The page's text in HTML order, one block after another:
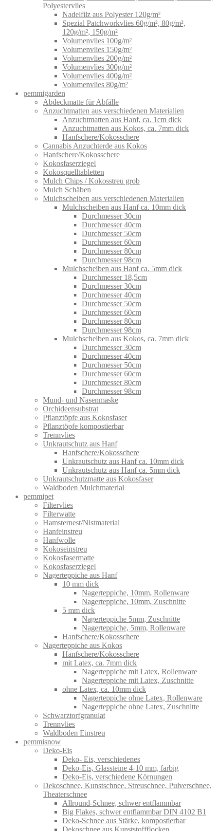
Polyestervlies
Nadelfilz aus Polyester 120g/m²
Spezial Patchworkvlies 60g/m², 80g/m²,
120g/m², 150g/m²
Volumenvlies 100g/m²
Volumenvlies 150g/m²
Volumenvlies 200g/m²
Volumenvlies 300g/m²
Volumenvlies 400g/m²
Volumenvlies 80g/m²
pemmigarden
Abdeckmatte für Abfälle
Anzuchtmatten aus verschiedenen Materialien
Anzuchtmatten aus Hanf, ca. 1cm dick
Anzuchtmatten aus Kokos, ca. 7mm dick
Hanfschere/Kokosschere
Cannabis Anzuchterde aus Kokos
Hanfschere/Kokosschere
Kokosfaserziegel
Kokosquelltabletten
Mulch Chips / Kokosstreu grob
Mulch Schäben
Mulchscheiben aus verschiedenen Materialien
Mulchscheiben aus Hanf ca. 10mm dick
Durchmesser 30cm
Durchmesser 40cm
Durchmesser 50cm
Durchmesser 60cm
Durchmesser 80cm
Durchmesser 98cm
Mulchscheiben aus Hanf ca. 5mm dick
Durchmesser 18,5cm
Durchmesser 30cm
Durchmesser 40cm
Durchmesser 50cm
Durchmesser 60cm
Durchmesser 80cm
Durchmesser 98cm
Mulchscheiben aus Kokos, ca. 7mm dick
Durchmesser 30cm
Durchmesser 40cm
Durchmesser 50cm
Durchmesser 60cm
Durchmesser 80cm
Durchmesser 98cm
Mund- und Nasenmaske
Orchideensubstrat
Pflanztöpfe aus Kokosfaser
Pflanztöpfe kompostierbar
Trennvlies
Unkrautschutz aus Hanf
Hanfschere/Kokosschere
Unkrautschutz aus Hanf ca. 10mm dick
Unkrautschutz aus Hanf ca. 5mm dick
Unkrautschutzmatte aus Kokosfaser
Waldboden Mulchmaterial
pemmipet
Filtervlies
Filterwatte
Hamsternest/Nistmaterial
Hanfeinstreu
Hanfwolle
Kokoseinstreu
Kokosfasermatte
Kokosfaserziegel
Nagerteppiche aus Hanf
10 mm dick
Nagerteppiche, 10mm, Rollenware
Nagerteppiche, 10mm, Zuschnitte
5 mm dick
Nagerteppiche 5mm, Zuschnitte
Nagerteppiche, 5mm, Rollenware
Hanfschere/Kokosschere
Nagerteppiche aus Kokos
Hanfschere/Kokosschere
mit Latex, ca. 7mm dick
Nagerteppiche mit Latex, Rollenware
Nagerteppiche mit Latex, Zuschnitte
ohne Latex, ca. 10mm dick
Nagerteppiche ohne Latex, Rollenware
Nagerteppiche ohne Latex, Zuschnitte
Schwarztorfgranulat
Trennvlies
Waldboden Einstreu
pemmisnow
Deko-Eis
Deko- Eis, verschiedenes
Deko-Eis, Glassteine 4-10 mm, farbig
Deko-Eis, verschiedene Körnungen
Dekoschnee, Kunstschnee, Streuschnee, Pulverschnee,
Theaterschnee
Allround-Schnee, schwer entflammbar
Big Flakes, schwer entflammbar DIN 4102 B1
Deko-Schnee aus Stärke, kompostierbar
Dekoschnee aus Kunststoffflocken